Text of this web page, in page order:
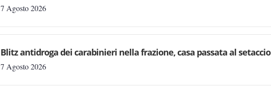
7 Agosto 2026
Blitz antidroga dei carabinieri nella frazione, casa passata al setaccio
7 Agosto 2026